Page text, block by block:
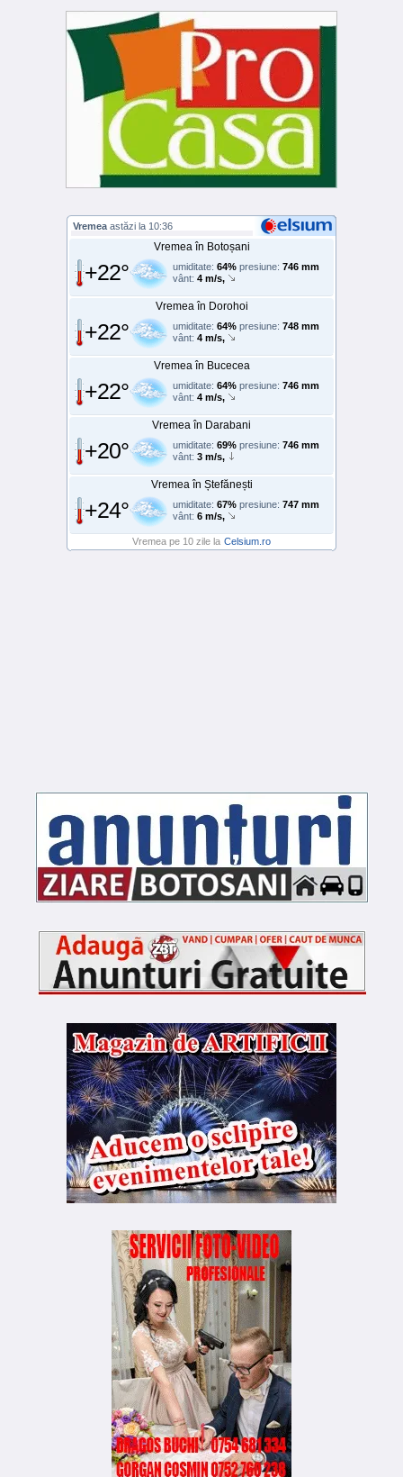
Vremea astăzi la 10:36
Vremea în Botoșani
+22° umiditate: 64% presiune: 746 mm
vânt: 4 m/s,
Vremea în Dorohoi
+22° umiditate: 64% presiune: 748 mm
vânt: 4 m/s,
Vremea în Bucecea
+22° umiditate: 64% presiune: 746 mm
vânt: 4 m/s,
Vremea în Darabani
+20° umiditate: 69% presiune: 746 mm
vânt: 3 m/s,
Vremea în Ștefănești
+24° umiditate: 67% presiune: 747 mm
vânt: 6 m/s,
Vremea pe 10 zile la Celsium.ro